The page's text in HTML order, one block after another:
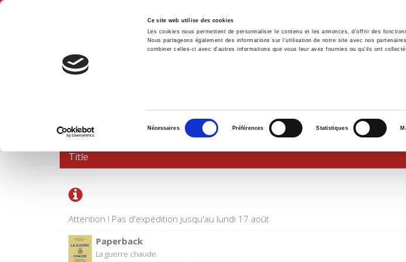
Ce site web utilise des cookies
Les cookies nous permettent de personnaliser le contenu et les annonces, d'offrir des
Nous partageons également des informations sur l'utilisation de notre site avec nos
combiner celles-ci avec d'autres informations que vous leur avez fournies ou qu'ils ont
consentement
Nécessaires Préférences Statistiques
Home Environment
SHOPPING CART
Attention ! Pas d'expédition jusqu'au lundi 17 août
Title
Paperback
La guerre chaude